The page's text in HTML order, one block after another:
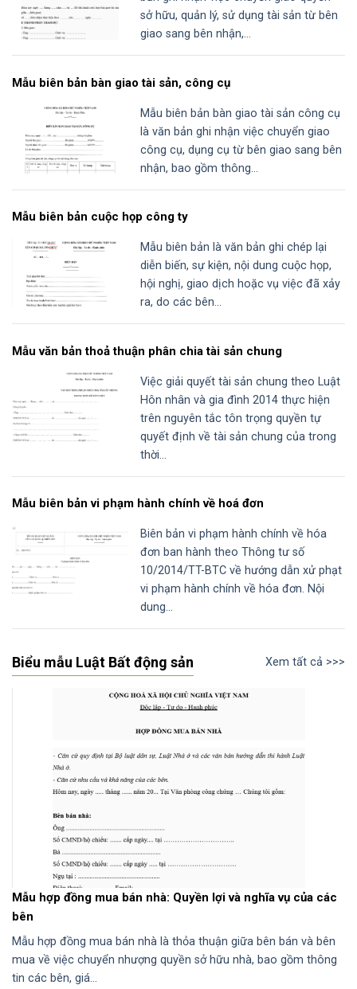
sở hữu, quản lý, sử dụng tài sản từ bên
giao sang bên nhận,...
Mẫu biên bản bàn giao tài sản, công cụ
Mẫu biên bản bàn giao tài sản công cụ
là văn bản ghi nhận việc chuyển giao
công cụ, dụng cụ từ bên giao sang bên
nhận, bao gồm thông...
Mẫu biên bản cuộc họp công ty
Mẫu biên bản là văn bản ghi chép lại
diễn biến, sự kiện, nội dung cuộc họp,
hội nghị, giao dịch hoặc vụ việc đã xảy
ra, do các bên...
Mẫu văn bản thoả thuận phân chia tài sản chung
Việc giải quyết tài sản chung theo Luật
Hôn nhân và gia đình 2014 thực hiện
trên nguyên tắc tôn trọng quyền tự
quyết định về tài sản chung của trong
thời...
Mẫu biên bản vi phạm hành chính về hoá đơn
Biên bản vi phạm hành chính về hóa
đơn ban hành theo Thông tư số
10/2014/TT-BTC về hướng dẫn xử phạt
vi phạm hành chính về hóa đơn. Nội
dung...
Biểu mẫu Luật Bất động sản Xem tất cả >>>
Mẫu hợp đồng mua bán nhà: Quyền lợi và nghĩa vụ của các
bên
Mẫu hợp đồng mua bán nhà là thỏa thuận giữa bên bán và bên
mua về việc chuyển nhượng quyền sở hữu nhà, bao gồm thông
tin các bên, giá…